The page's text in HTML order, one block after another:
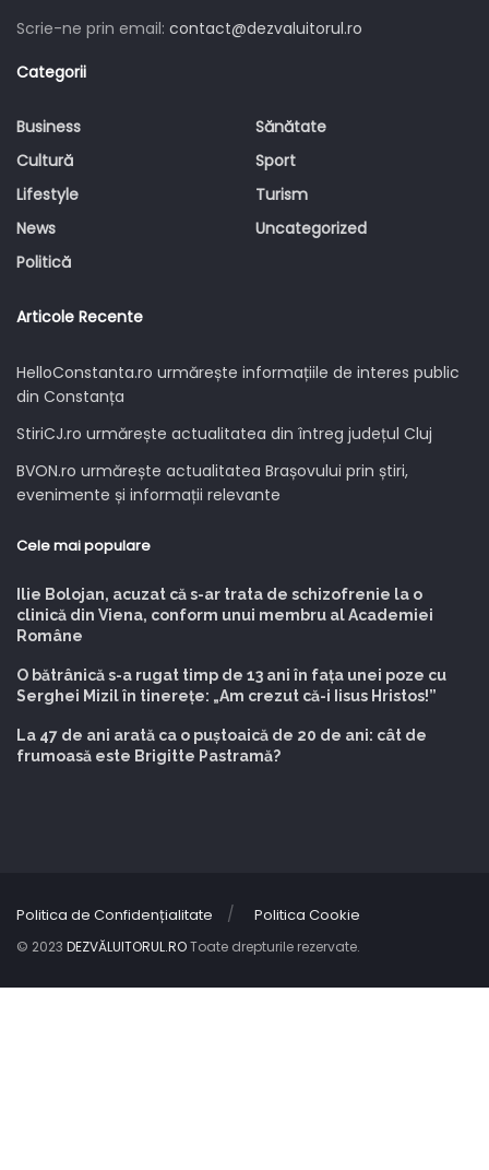
Scrie-ne prin email: contact@dezvaluitorul.ro
Categorii
Business
Cultură
Lifestyle
News
Politică
Sănătate
Sport
Turism
Uncategorized
Articole Recente
HelloConstanta.ro urmărește informațiile de interes public
din Constanța
StiriCJ.ro urmărește actualitatea din întreg județul Cluj
BVON.ro urmărește actualitatea Brașovului prin știri,
evenimente și informații relevante
Cele mai populare
Ilie Bolojan, acuzat că s-ar trata de schizofrenie la o
clinică din Viena, conform unui membru al Academiei
Române
O bătrânică s-a rugat timp de 13 ani în fața unei poze cu
Serghei Mizil în tinerețe: „Am crezut că-i Iisus Hristos!”
La 47 de ani arată ca o puștoaică de 20 de ani: cât de
frumoasă este Brigitte Pastramă?
Politica de Confidențialitate Politica Cookie
© 2023 DEZVĂLUITORUL.ROToate drepturile rezervate.